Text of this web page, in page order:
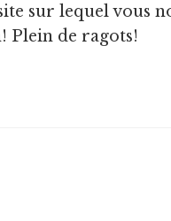
Plein de ragots!